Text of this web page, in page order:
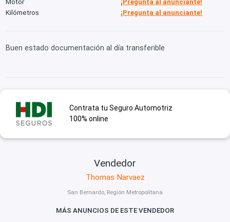
Motor
¡Pregunta al anunciante!
Kilómetros
¡Pregunta al anunciante!
Buen estado documentación al día transferible
Contrata tu Seguro Automotriz
100% online
Vendedor
Thomas Narvaez
San Bernardo, Región Metropolitana
MÁS ANUNCIOS DE ESTE VENDEDOR